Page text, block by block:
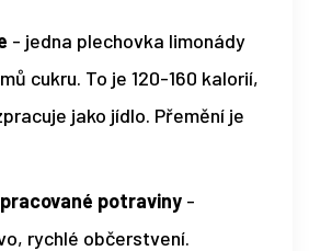
- jedna plechovka limonády
cukru. To je 120-160 kalorií,
jako jídlo. Přemění je
potraviny -
rychlé občerstvení.